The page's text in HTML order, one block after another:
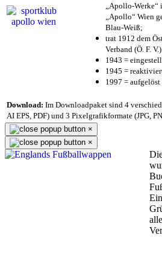
„Apollo-
„Apollo“ Wien
Blau-Weiß;
trat 1912 dem
Verband (Ö. F.
1943 =
1945 =
1997 = aufgelöst
Download: Im Downloadpaket sind 4
AI EPS, PDF) und 3 Pixelgrafikformate (JPG,
×
×